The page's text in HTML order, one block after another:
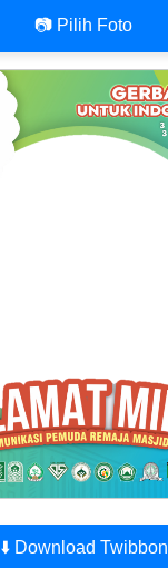
📷 Pilih Foto
⬇️ Download Twibbon